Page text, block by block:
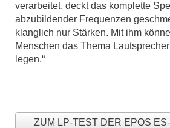
verarbeitet, deckt das komplette
abzubildender Frequenzen
klanglich nur Stärken. Mit ihm
Menschen das Thema
legen.“
ZUM LP-TEST DER EPOS